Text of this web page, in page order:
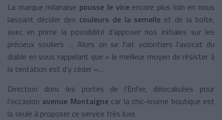
La marque milanaise pousse le viceencore plus loin en nous
laissant décider des couleurs de la semelle et de la boîte,
avec en prime la possibilité d’apposer nos initiales sur les
précieux souliers … Alors on se fait volontiers l’avocat du
diable en vous rappelant que « le meilleur moyen de résister à
la tentation est d’y céder »…
Direction donc les portes de l’Enfer, délocalisées pour
l’occasion avenue Montaignecar la chic-issime boutique est
la seule à proposer ce service très luxe.